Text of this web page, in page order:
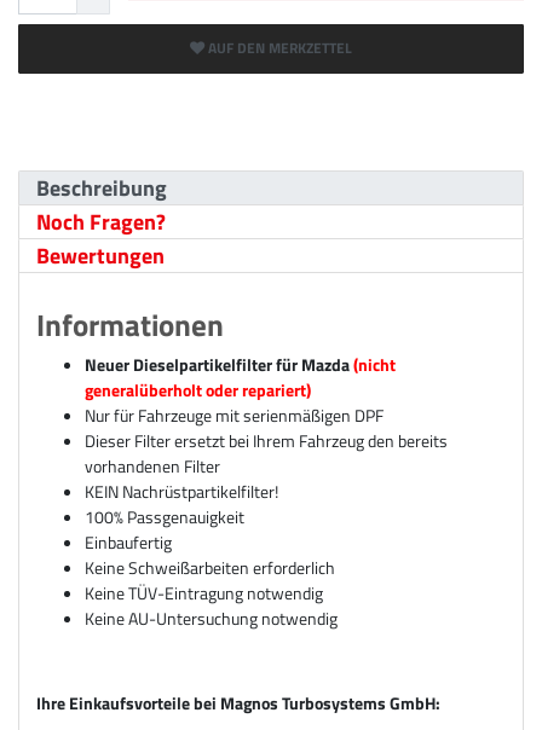
AUF DEN MERKZETTEL
Beschreibung
Noch Fragen?
Bewertungen
Informationen
Neuer Dieselpartikelfilter für Mazda(nicht
generalüberholt oder repariert)
Nur für Fahrzeuge mit serienmäßigen DPF
Dieser Filter ersetzt bei Ihrem Fahrzeug den bereits
vorhandenen Filter
KEIN Nachrüstpartikelfilter!
100% Passgenauigkeit
Einbaufertig
Keine Schweißarbeiten erforderlich
Keine TÜV-Eintragung notwendig
Keine AU-Untersuchung notwendig
Ihre Einkaufsvorteile bei Magnos Turbosystems GmbH: